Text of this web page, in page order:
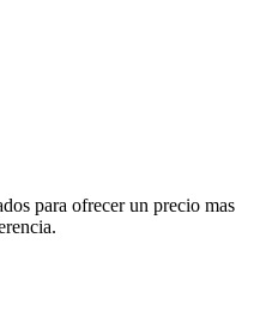
para ofrecer un precio mas